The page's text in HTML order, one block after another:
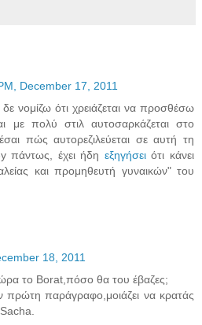
December 17, 2011
νομίζω ότι χρειάζεται να προσθέσω
με πολύ στιλ αυτοσαρκάζεται στο
πώς αυτορεζιλεύεται σε αυτή τη
πάντως, έχει ήδη εξηγήσειότι κάνει
και προμηθευτή γυναικών" του
18, 2011
το Borat,πόσο θα του έβαζες;
πρώτη παράγραφο,μοιάζει να κρατάς